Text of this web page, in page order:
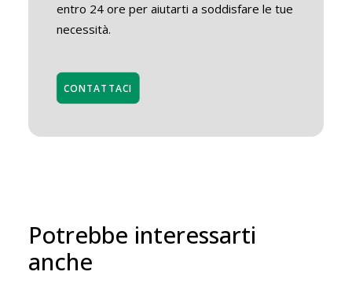
entro 24 ore per aiutarti a soddisfare le tue
necessità.
CONTATTACI
Potrebbe interessarti
anche